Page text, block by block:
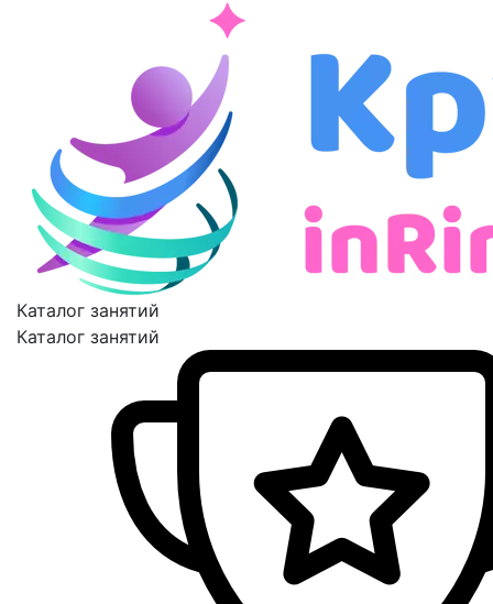
Каталог занятий
Каталог занятий